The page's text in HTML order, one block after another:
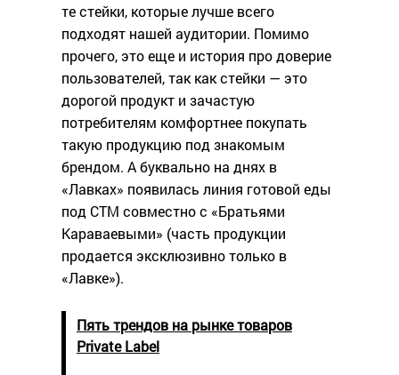
те стейки, которые лучше всего
подходят нашей аудитории. Помимо
прочего, это еще и история про доверие
пользователей, так как стейки — это
дорогой продукт и зачастую
потребителям комфортнее покупать
такую продукцию под знакомым
брендом. А буквально на днях в
«Лавках» появилась линия готовой еды
под СТМ совместно с «Братьями
Караваевыми» (часть продукции
продается эксклюзивно только в
«Лавке»).
Пять трендов на рынке товаров
Private Label